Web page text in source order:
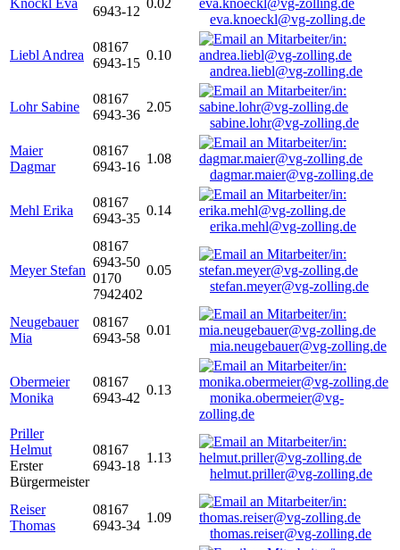
Knöckl Eva
6943-12
0.02
eva.knoeckl@vg-zolling.de
Liebl Andrea
08167
6943-15
0.10
andrea.liebl@vg-zolling.de
Lohr Sabine
08167
6943-36
2.05
sabine.lohr@vg-zolling.de
Maier
Dagmar
08167
6943-16
1.08
dagmar.maier@vg-zolling.de
Mehl Erika
08167
6943-35
0.14
erika.mehl@vg-zolling.de
Meyer Stefan
08167
6943-50
0170
7942402
0.05
stefan.meyer@vg-zolling.de
Neugebauer
Mia
08167
6943-58
0.01
mia.neugebauer@vg-zolling.de
Obermeier
Monika
08167
6943-42
0.13
monika.obermeier@vg-
zolling.de
Priller
Helmut
Erster
Bürgermeister
08167
6943-18
1.13
helmut.priller@vg-zolling.de
Reiser
Thomas
08167
6943-34
1.09
thomas.reiser@vg-zolling.de